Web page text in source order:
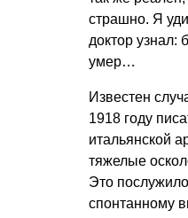
страшно. Я
доктор узнал:
умер…
Известен
1918 году
итальянской
тяжелые
Это
спонтанному